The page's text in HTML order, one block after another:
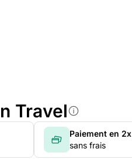
Travel
Paiement en 2x
sans frais